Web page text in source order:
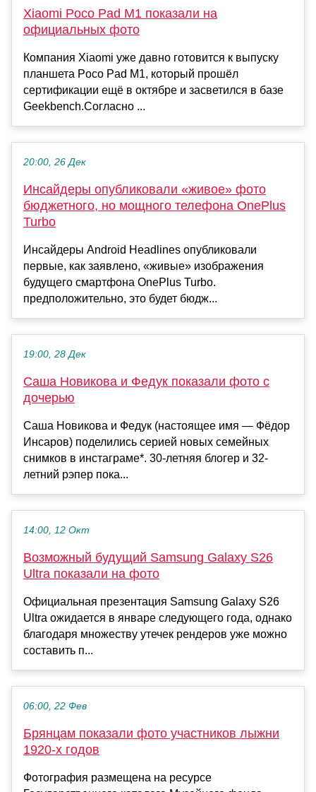
Xiaomi Poco Pad M1 показали на
официальных фото
Компания Xiaomi уже давно готовится к выпуску
планшета Poco Pad M1, который прошёл
сертификации ещё в октябре и засветился в базе
Geekbench.Согласно ...
20:00, 26 Дек
Инсайдеры опубликовали «живое» фото
бюджетного, но мощного телефона OnePlus
Turbo
Инсайдеры Android Headlines опубликовали
первые, как заявлено, «живые» изображения
будущего смартфона OnePlus Turbo.
предположительно, это будет бюдж...
19:00, 28 Дек
Саша Новикова и Федук показали фото с
дочерью
Саша Новикова и Федук (настоящее имя — Фёдор
Инсаров) поделились серией новых семейных
снимков в инстаграме*. 30-летняя блогер и 32-
летний рэпер пока...
14:00, 12 Окт
Возможный будущий Samsung Galaxy S26
Ultra показали на фото
Официальная презентация Samsung Galaxy S26
Ultra ожидается в январе следующего года, однако
благодаря множеству утечек рендеров уже можно
составить п...
06:00, 22 Фев
Брянцам показали фото участников лыжни
1920-х годов
Фотография размещена на ресурсе